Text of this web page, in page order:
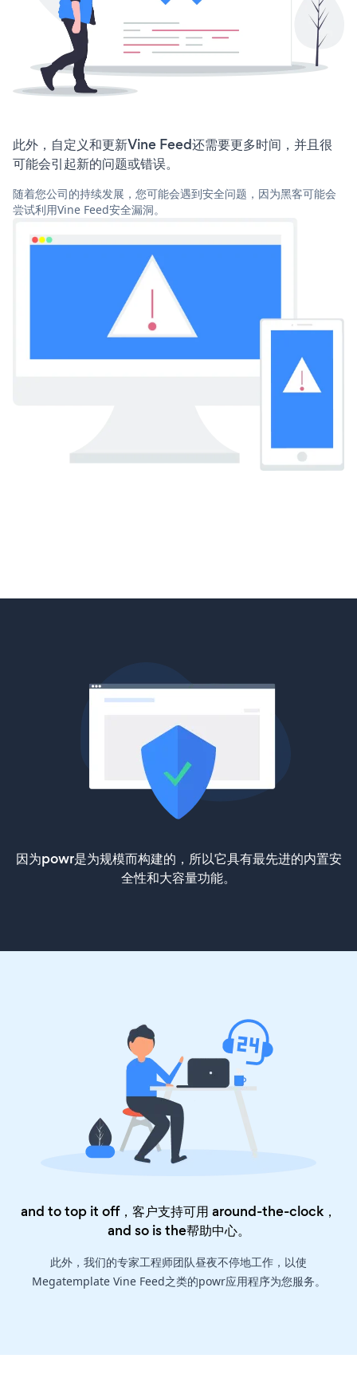
此外，自定义和更新Vine Feed还需要更多时间，并且很
可能会引起新的问题或错误。
随着您公司的持续发展，您可能会遇到安全问题，因为黑客可能会
尝试利用Vine Feed安全漏洞。
因为powr是为规模而构建的，所以它具有最先进的内置安
全性和大容量功能。
and to top it off，客户支持可用 around-the-clock，
and so is the帮助中心。
此外，我们的专家工程师团队昼夜不停地工作，以使
Megatemplate Vine Feed之类的powr应用程序为您服务。